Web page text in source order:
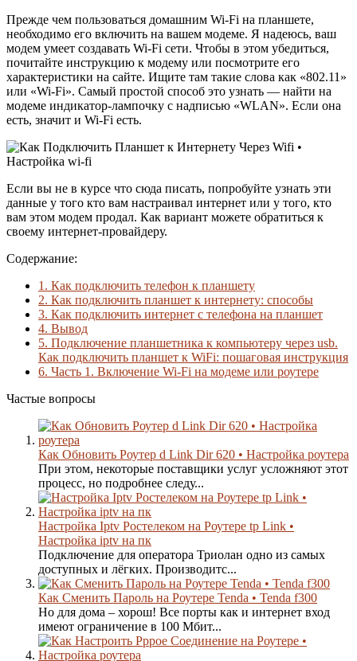
Прежде чем пользоваться домашним Wi-Fi на планшете,
необходимо его включить на вашем модеме. Я надеюсь, ваш
модем умеет создавать Wi-Fi сети. Чтобы в этом убедиться,
почитайте инструкцию к модему или посмотрите его
характеристики на сайте. Ищите там такие слова как «802.11»
или «Wi-Fi». Самый простой способ это узнать — найти на
модеме индикатор-лампочку с надписью «WLAN». Если она
есть, значит и Wi-Fi есть.
Если вы не в курсе что сюда писать, попробуйте узнать эти
данные у того кто вам настраивал интернет или у того, кто
вам этом модем продал. Как вариант можете обратиться к
своему интернет-провайдеру.
Содержание:
1. Как подключить телефон к планшету
2. Как подключить планшет к интернету: способы
3. Как подключить интернет с телефона на планшет
4. Вывод
5. Подключение планшетника к компьютеру через usb.
Как подключить планшет к WiFi: пошаговая инструкция
6. Часть 1. Включение Wi-Fi на модеме или роутере
Частые вопросы
Как Обновить Роутер d Link Dir 620 • Настройка роутера
При этом, некоторые поставщики услуг усложняют этот
процесс, но подробнее следу...
Настройка Iptv Ростелеком на Роутере tp Link •
Настройка iptv на пк
Подключение для оператора Триолан одно из самых
доступных и лёгких. Производитс...
Как Сменить Пароль на Роутере Tenda • Tenda f300
Но для дома – хорош! Все порты как и интернет вход
имеют ограничение в 100 Мбит...